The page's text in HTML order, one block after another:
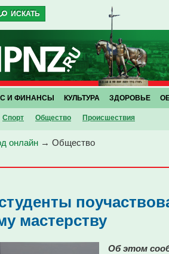
Спорт Общество Проиcшествия
И ФИНАНСЫ КУЛЬТУРА ЗДОРОВЬЕ
онлайн → Общество
мастерству
Об этом